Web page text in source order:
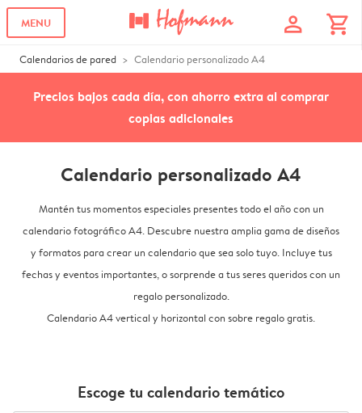
MENU profile shopping_cart
Calendarios de pared Calendario personalizado A4
Precios bajos cada día, con ahorro extra al comprar
copias adicionales
Calendario personalizado A4
Mantén tus momentos especiales presentes todo el año con un
calendario fotográfico A4. Descubre nuestra amplia gama de diseños
y formatos para crear un calendario que sea solo tuyo. Incluye tus
fechas y eventos importantes, o sorprende a tus seres queridos con un
regalo personalizado.
Calendario A4 vertical y horizontal con sobre regalo gratis.
Escoge tu calendario temático